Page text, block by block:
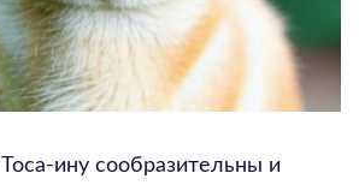
Тоса-ину сообразительны и